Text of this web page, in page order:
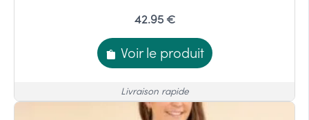
42.95 €
Voir le produit
Livraison rapide